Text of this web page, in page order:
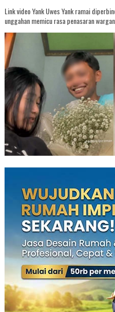
Link video Yank Uwes Yank ramai
unggahan memicu rasa penasaran